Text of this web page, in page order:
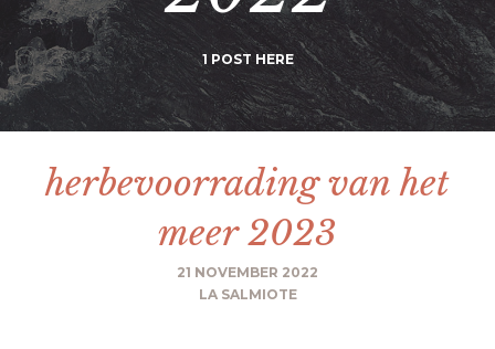
1 POST HERE
herbevoorrading van het
meer 2023
21 NOVEMBER 2022
LA SALMIOTE